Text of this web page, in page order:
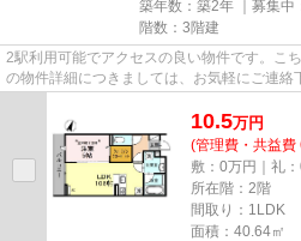
築年数：築2年 ｜募集中
階数：3階建
2駅利用可能でアクセスの良い物件です。こ
の物件詳細につきましては、お気軽にご連
10.5万円
(管理費・共益費
敷：0万円｜礼
所在階：2階
間取り：1LDK
面積：40.64㎡